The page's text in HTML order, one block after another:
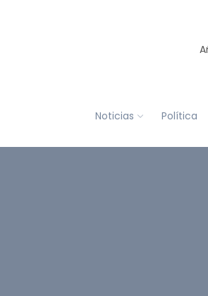
Noticias Política